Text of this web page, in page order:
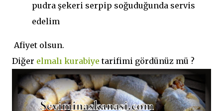
pudra şekeri serpip soğuduğunda servis
edelim
Afiyet olsun.
Diğer elmalı kurabiye tarifimi gördünüz mü ?